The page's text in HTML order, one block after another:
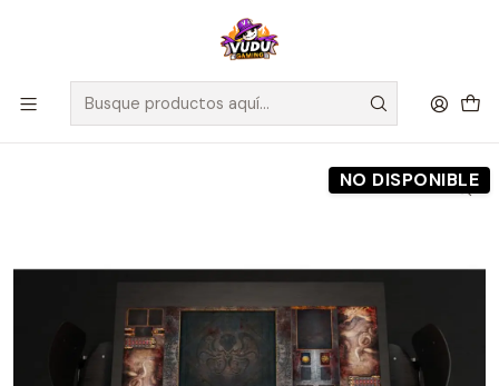
🚀 ¡Despachamos a todo Chile! Envío GRATIS a Regiones sobre
$100.000 y a RM sobre $35.000
Inicio Preventas Maldito Games
Preventa - Game Mats - Machina Arcana
NO DISPONIBLE